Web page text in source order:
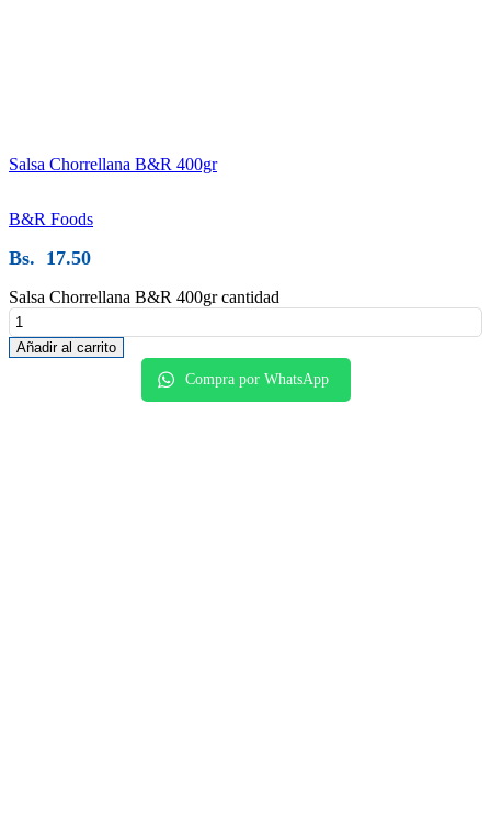
Salsa Chorrellana B&R 400gr
B&R Foods
Bs. 17.50
Salsa Chorrellana B&R 400gr cantidad
Añadir al carrito
Compra por WhatsApp